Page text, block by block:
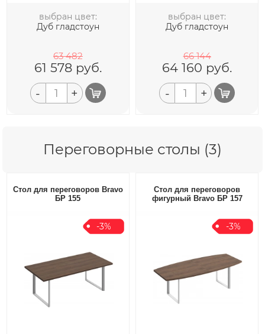
выбран цвет:
Дуб гладстоун
63 482
61 578руб.
- +
выбран цвет:
Дуб гладстоун
66 144
64 160 руб.
- +
Переговорные столы (3)
Стол для переговоров Bravo
БР 155
-3%
Стол для переговоров
фигурный Bravo БР 157
-3%